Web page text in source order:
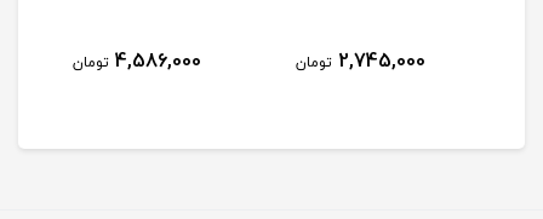
2,745,000 تومان 4,586,000 تومان